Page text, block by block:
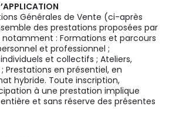
Générales de Vente (ci-après
des prestations proposées par
notamment : Formations et parcours
et professionnel ;
et collectifs ; Ateliers,
Prestations en présentiel, en
hybride. Toute inscription,
à une prestation implique
et sans réserve des présentes